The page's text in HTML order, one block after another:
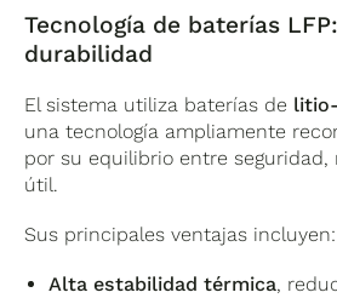
–Capacidad útil del sistema:
–Potencia nominal de salida:
–Eficiencia ciclo completo:
Este dimensionamiento lo
como gestión de picos,
Uno de los aspectos
sistema es su
– Mantener temperaturas
celdas
calor
– Prolongar la vida útil del
Tecnología de baterías
durabilidad
El sistema utiliza baterías de
una tecnología ampliamente
por su equilibrio entre seguridad,
útil.
Sus principales ventajas incluyen:
Alta estabilidad térmica,